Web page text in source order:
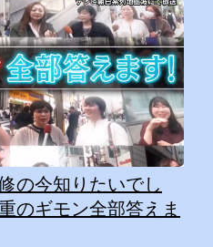
の今知りたいでし
のギモン全部答えま